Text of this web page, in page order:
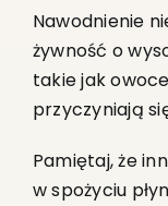
Nawodnienie
żywność o
takie jak
przyczyniają
Pamiętaj, że
w spożyciu